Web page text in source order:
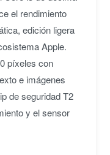
el rendimiento
edición ligera
Apple.
píxeles con
e imágenes
de seguridad T2
y el sensor